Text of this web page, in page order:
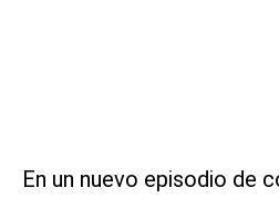
En un nuevo episodio de